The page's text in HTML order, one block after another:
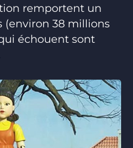
remportent un
38 millions
échouent sont